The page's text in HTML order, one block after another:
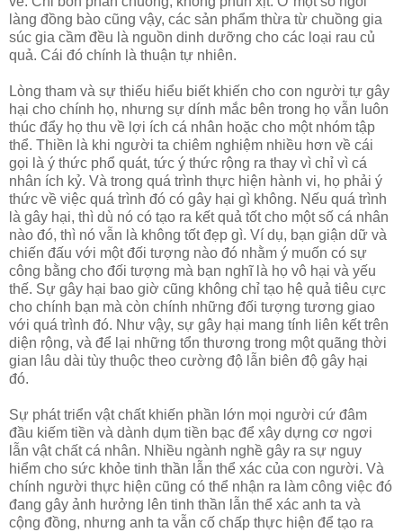
làng đồng bào cũng vậy, các sản phẩm thừa từ chuồng gia
súc gia cầm đều là nguồn dinh dưỡng cho các loại rau củ
quả. Cái đó chính là thuận tự nhiên.
Lòng tham và sự thiếu hiểu biết khiến cho con người tự gây
hại cho chính họ, nhưng sự dính mắc bên trong họ vẫn luôn
thúc đẩy họ thu về lợi ích cá nhân hoặc cho một nhóm tập
thể. Thiền là khi người ta chiêm nghiệm nhiều hơn về cái
gọi là ý thức phổ quát, tức ý thức rộng ra thay vì chỉ vì cá
nhân ích kỷ. Và trong quá trình thực hiện hành vi, họ phải ý
thức về việc quá trình đó có gây hại gì không. Nếu quá trình
là gây hại, thì dù nó có tạo ra kết quả tốt cho một số cá nhân
nào đó, thì nó vẫn là không tốt đẹp gì. Ví dụ, bạn giận dữ và
chiến đấu với một đối tượng nào đó nhằm ý muốn có sự
công bằng cho đối tượng mà bạn nghĩ là họ vô hại và yếu
thế. Sự gây hại bao giờ cũng không chỉ tạo hệ quả tiêu cực
cho chính bạn mà còn chính những đối tượng tương giao
với quá trình đó. Như vậy, sự gây hại mang tính liên kết trên
diện rộng, và để lại những tổn thương trong một quãng thời
gian lâu dài tùy thuộc theo cường độ lẫn biên độ gây hại
đó.
Sự phát triển vật chất khiến phần lớn mọi người cứ đâm
đầu kiếm tiền và dành dụm tiền bạc để xây dựng cơ ngơi
lẫn vật chất cá nhân. Nhiều ngành nghề gây ra sự nguy
hiểm cho sức khỏe tinh thần lẫn thể xác của con người. Và
chính người thực hiện cũng có thể nhận ra làm công việc đó
đang gây ảnh hưởng lên tinh thần lẫn thể xác anh ta và
cộng đồng, nhưng anh ta vẫn cố chấp thực hiện để tạo ra